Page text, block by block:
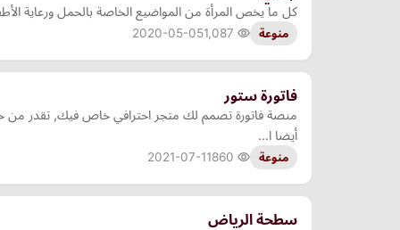
كل ما يخص المرأة من المواضيع الخاصة بالحمل ورعاية
منوعة 2020-05-05
فاتورة ستور
منصة فاتورة تصمم لك متجر احترافي خاص فيك, تقدر من
أيضا ا…
منوعة 2021-07-11
سطحة الرياض